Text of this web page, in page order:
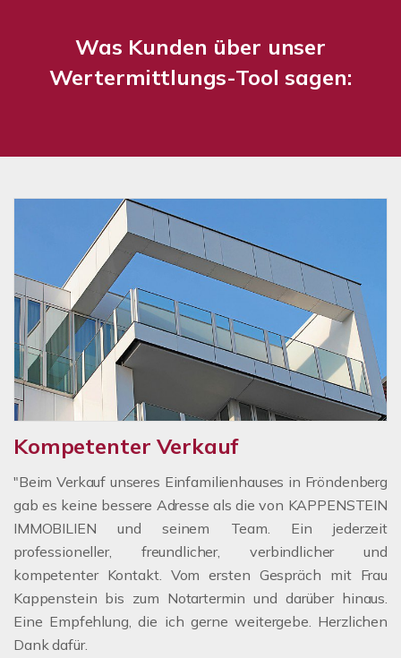
Was Kunden über unser
Wertermittlungs-Tool sagen:
Kompetenter Verkauf
"Beim Verkauf unseres Einfamilienhauses in Fröndenberg
gab es keine bessere Adresse als die von KAPPENSTEIN
IMMOBILIEN und seinem Team. Ein jederzeit
professioneller, freundlicher, verbindlicher und
kompetenter Kontakt. Vom ersten Gespräch mit Frau
Kappenstein bis zum Notartermin und darüber hinaus.
Eine Empfehlung, die ich gerne weitergebe. Herzlichen
Dank dafür.